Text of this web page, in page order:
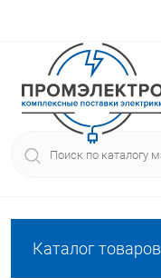
Каталог товаров